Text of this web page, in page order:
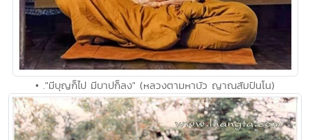
• ."มีบุญก็ไป มีบาปก็ลง" (หลวงตามหาบัว ญาณสัมปันโน)